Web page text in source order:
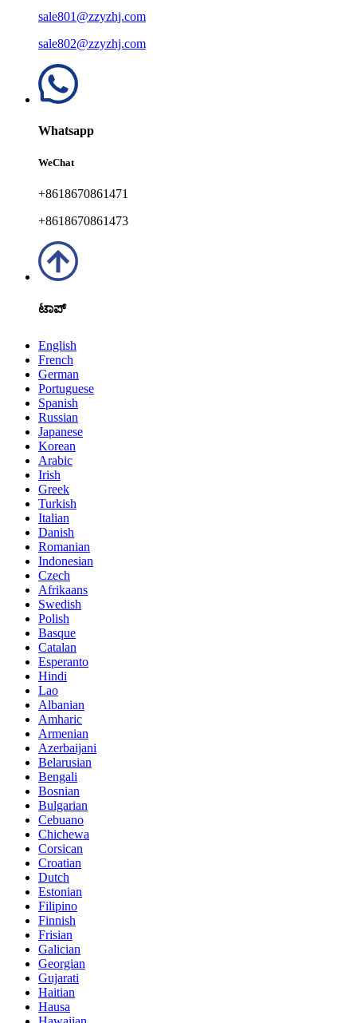
sale801@zzyzhj.com
sale802@zzyzhj.com
Whatsapp
WeChat
+8618670861471
+8618670861473
ಟಾಪ್
English
French
German
Portuguese
Spanish
Russian
Japanese
Korean
Arabic
Irish
Greek
Turkish
Italian
Danish
Romanian
Indonesian
Czech
Afrikaans
Swedish
Polish
Basque
Catalan
Esperanto
Hindi
Lao
Albanian
Amharic
Armenian
Azerbaijani
Belarusian
Bengali
Bosnian
Bulgarian
Cebuano
Chichewa
Corsican
Croatian
Dutch
Estonian
Filipino
Finnish
Frisian
Galician
Georgian
Gujarati
Haitian
Hausa